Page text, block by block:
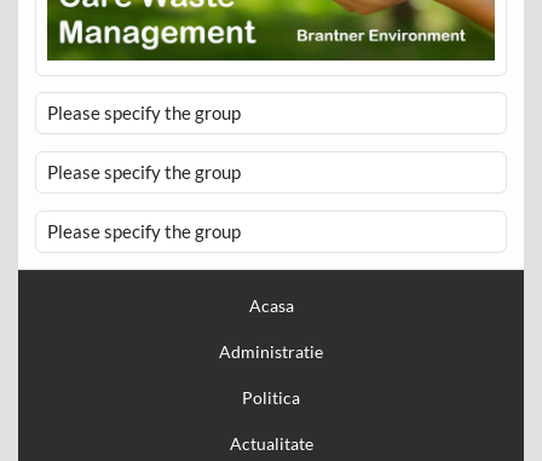
Please specify the group
Please specify the group
Please specify the group
Acasa
Administratie
Politica
Actualitate